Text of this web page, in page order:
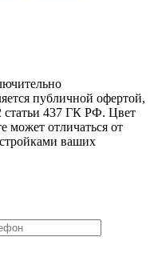
публичной офертой,
статьи 437 ГК РФ. Цвет
может отличаться от
ваших